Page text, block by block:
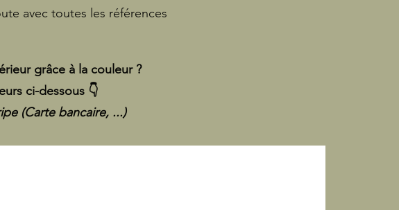
avec toutes les références
grâce à la couleur ?
ci-dessous 👇
(Carte bancaire, ...)